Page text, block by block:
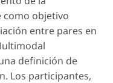
como objetivo
entre pares en
definición de
Los participantes,